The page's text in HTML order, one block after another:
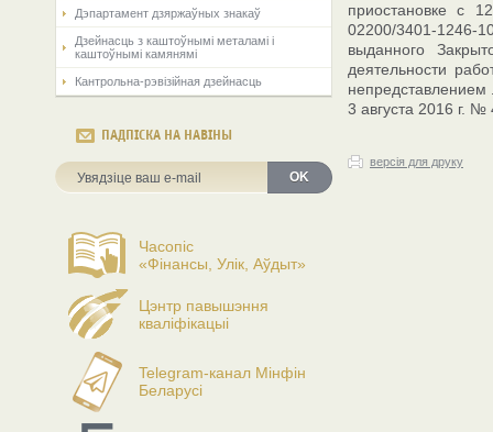
Дэпартамент дзяржаўных знакаў
Дзейнасць з каштоўнымі металамі і
каштоўнымі камянямі
Кантрольна-рэвізійная дзейнасць
ПАДПІСКА НА НАВІНЫ
OK
Часопіс
«Фінансы, Улік, Аўдыт»
Цэнтр павышэння
кваліфікацыі
Telegram-канал Мінфін
Беларусі
приостановке с
02200/3401-
выданного
деятельности
3 августа 2016 г. №
версія для друку